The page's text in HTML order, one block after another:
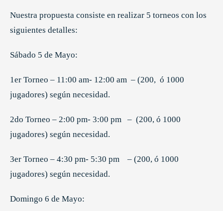
Nuestra propuesta consiste en realizar 5 torneos con los
siguientes detalles:
Sábado 5 de Mayo:
1er Torneo – 11:00 am- 12:00 am – (200, ó 1000
jugadores) según necesidad.
2do Torneo – 2:00 pm- 3:00 pm – (200, ó 1000
jugadores) según necesidad.
3er Torneo – 4:30 pm- 5:30 pm – (200, ó 1000
jugadores) según necesidad.
Domingo 6 de Mayo: